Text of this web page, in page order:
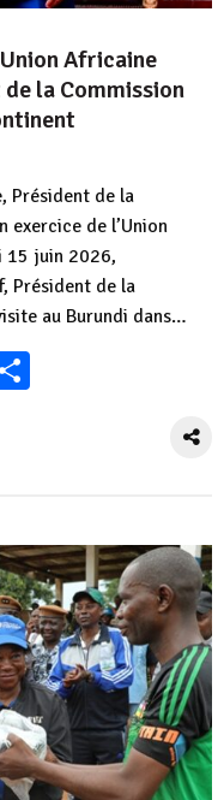
Africaine
la Commission
Président de la
exercice de l’Union
15 juin 2026,
Président de la
au Burundi dans…